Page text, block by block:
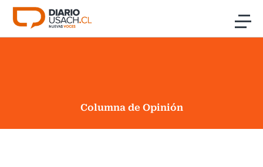
Click acá para ir directamente al contenido
Columna de Opinión